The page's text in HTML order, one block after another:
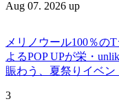
Aug 07. 2026 up
メリノウール100％の
よるPOP UPが栄・
賑わう、夏祭りイベン
3